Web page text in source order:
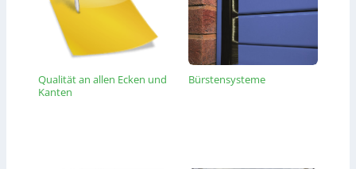
Qualität an allen Ecken und
Kanten
Bürstensysteme